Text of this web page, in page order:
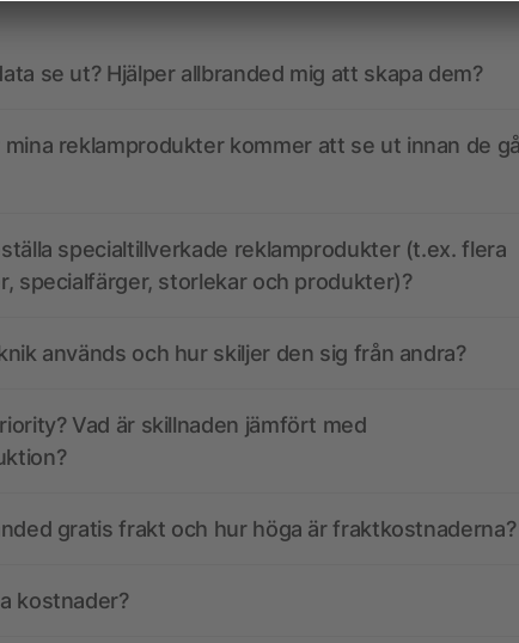
se ut? Hjälper allbranded mig att skapa dem?
mina reklamprodukter kommer att se ut innan de
specialtillverkade reklamprodukter (t.ex. flera
specialfärger, storlekar och produkter)?
används och hur skiljer den sig från andra?
Vad är skillnaden jämfört med
gratis frakt och hur höga är fraktkostnaderna?
kostnader?